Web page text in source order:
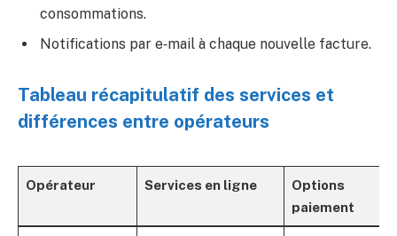
consommations.
Notifications par e‑mail à chaque nouvelle facture.
Tableau récapitulatif des services et
différences entre opérateurs
Opérateur Services en ligne
Options
paiement